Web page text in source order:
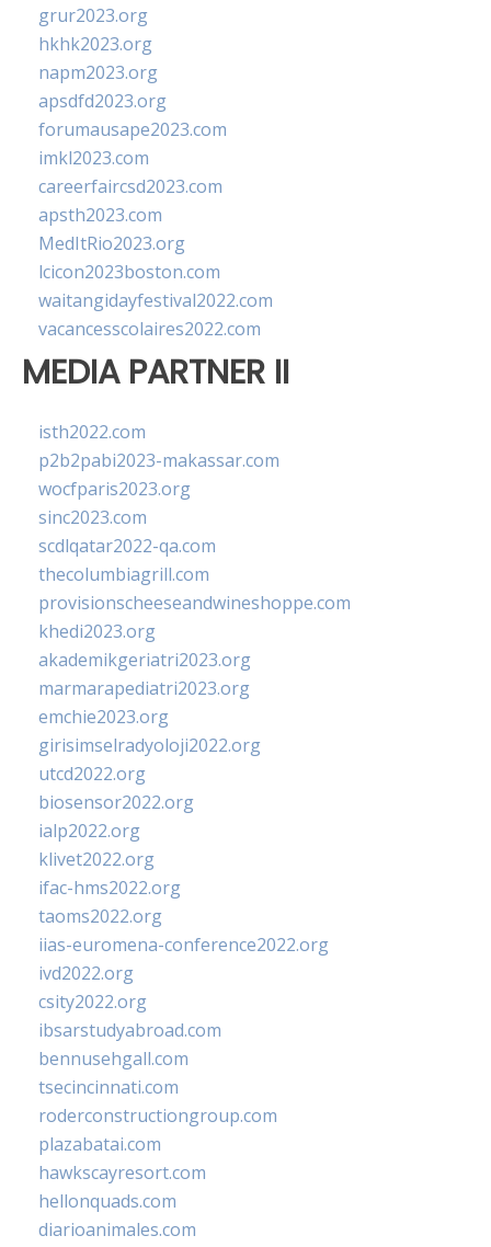
grur2023.org
hkhk2023.org
napm2023.org
apsdfd2023.org
forumausape2023.com
imkl2023.com
careerfaircsd2023.com
apsth2023.com
MedItRio2023.org
lcicon2023boston.com
waitangidayfestival2022.com
vacancesscolaires2022.com
MEDIA PARTNER II
isth2022.com
p2b2pabi2023-makassar.com
wocfparis2023.org
sinc2023.com
scdlqatar2022-qa.com
thecolumbiagrill.com
provisionscheeseandwineshoppe.com
khedi2023.org
akademikgeriatri2023.org
marmarapediatri2023.org
emchie2023.org
girisimselradyoloji2022.org
utcd2022.org
biosensor2022.org
ialp2022.org
klivet2022.org
ifac-hms2022.org
taoms2022.org
iias-euromena-conference2022.org
ivd2022.org
csity2022.org
ibsarstudyabroad.com
bennusehgall.com
tsecincinnati.com
roderconstructiongroup.com
plazabatai.com
hawkscayresort.com
hellonquads.com
diarioanimales.com